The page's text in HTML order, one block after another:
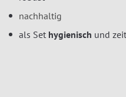
nachhaltig
als Set hygienisch und